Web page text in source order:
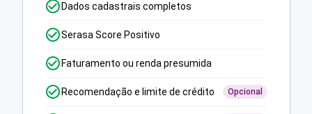
Dados cadastrais completos
Serasa Score Positivo
Faturamento ou renda presumida
Recomendação e limite de crédito Opcional